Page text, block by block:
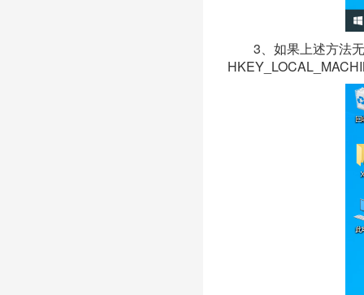
3、如果上述方法